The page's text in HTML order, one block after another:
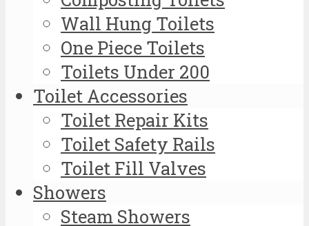
Wall Hung Toilets
One Piece Toilets
Toilets Under 200
Toilet Accessories
Toilet Repair Kits
Toilet Safety Rails
Toilet Fill Valves
Showers
Steam Showers